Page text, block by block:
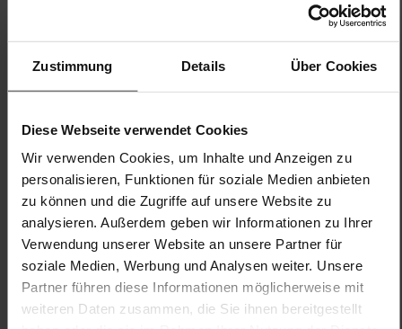
Zustimmung Details Über Cookies
Diese Webseite verwendet Cookies
Wir verwenden Cookies, um Inhalte und Anzeigen zu
personalisieren, Funktionen für soziale Medien anbieten
zu können und die Zugriffe auf unsere Website zu
analysieren. Außerdem geben wir Informationen zu Ihrer
Verwendung unserer Website an unsere Partner für
soziale Medien, Werbung und Analysen weiter. Unsere
Partner führen diese Informationen möglicherweise mit
weiteren Daten zusammen, die Sie ihnen bereitgestellt
ZUR WUNSCHLISTE HINZUFÜGEN
Wechselfußbett - passend für alle HIGHFLYER-Modelle der
Obermaterial:
Original GANTER Weichpolster-Latexfußbett. Ein Wechselfußbett
- passend für alle HIGHFLYER-Modelle der Gruppe 2519.
Details